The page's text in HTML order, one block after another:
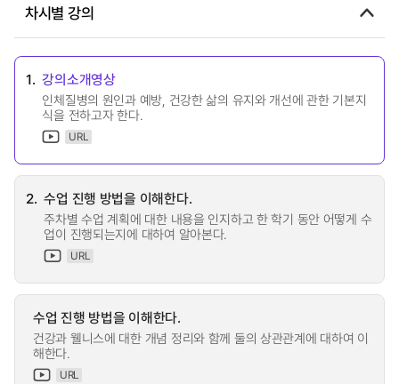
차시별 강의
1. 강의소개영상
인체질병의 원인과 예방, 건강한 삶의 유지와 개선에 관한 기본지
식을 전하고자 한다.
URL
2. 수업 진행 방법을 이해한다.
주차별 수업 계획에 대한 내용을 인지하고 한 학기 동안 어떻게 수
업이 진행되는지에 대하여 알아본다.
URL
수업 진행 방법을 이해한다.
건강과 웰니스에 대한 개념 정리와 함께 둘의 상관관계에 대하여 이
해한다.
URL